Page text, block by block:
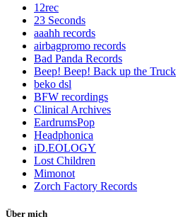
12rec
23 Seconds
aaahh records
airbagpromo records
Bad Panda Records
Beep! Beep! Back up the Truck
beko dsl
BFW recordings
Clinical Archives
EardrumsPop
Headphonica
iD.EOLOGY
Lost Children
Mimonot
Zorch Factory Records
Über mich